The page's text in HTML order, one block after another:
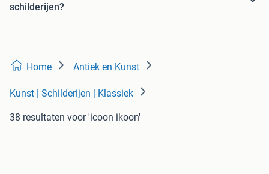
schilderijen?
Home Antiek en Kunst
Kunst | Schilderijen | Klassiek
38 resultaten voor 'icoon ikoon'